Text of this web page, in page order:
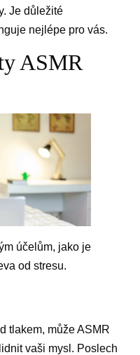
Je důležité
nejlépe pro vás.
ASMR
účelům, jako je
od stresu.
tlakem, může ASMR
vaši mysl. Poslech